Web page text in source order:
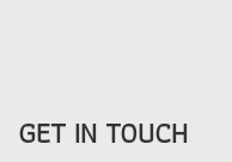
GET IN TOUCH